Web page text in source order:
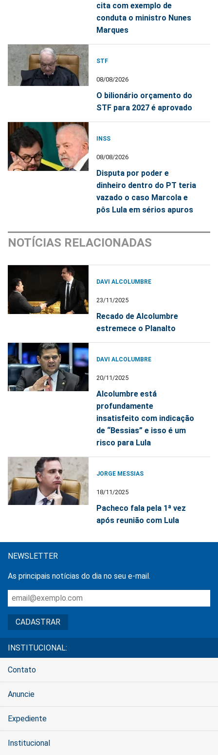
cita com exemplo de
conduta o ministro Nunes
Marques
STF
08/08/2026
O bilionário orçamento do
STF para 2027 é aprovado
INSS
08/08/2026
Disputa por poder e
dinheiro dentro do PT teria
vazado o caso Marcola e
pôs Lula em sérios apuros
NOTÍCIAS RELACIONADAS
DAVI ALCOLUMBRE
23/11/2025
Recado de Alcolumbre
estremece o Planalto
DAVI ALCOLUMBRE
20/11/2025
Alcolumbre está
profundamente
insatisfeito com indicação
de “Bessias” e isso é um
risco para Lula
JORGE MESSIAS
18/11/2025
Pacheco fala pela 1ª vez
após reunião com Lula
NEWSLETTER
As principais notícias do dia no seu e-mail.
INSTITUCIONAL:
Contato
Anuncie
Expediente
Institucional